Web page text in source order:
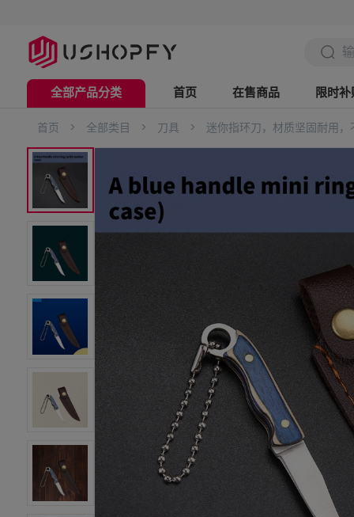
全部产品分类
电脑办公
美妆个护 时尚配饰
家用电器 五金工具
家具用品
母婴用品
户外运动 箱包出行
汽修配件 汽车装饰
厨房卫浴 饮食健康
宠物用品 玩具爱好
首页 在售商品 限时补
首页 > 全部类目 > 刀具 > 迷你指环刀，材质坚固耐用